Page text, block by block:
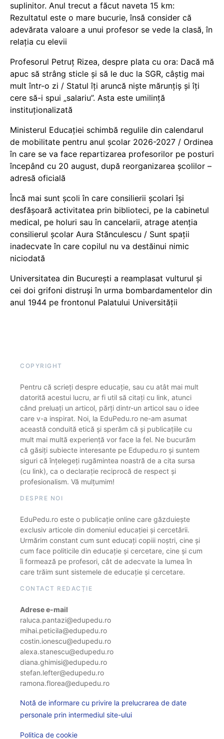
suplinitor. Anul trecut a făcut naveta 15 km:
Rezultatul este o mare bucurie, însă consider că
adevărata valoare a unui profesor se vede la clasă, în
relația cu elevii
Profesorul Petruț Rizea, despre plata cu ora: Dacă mă
apuc să strâng sticle și să le duc la SGR, câștig mai
mult într-o zi / Statul îți aruncă niște mărunțiș și îți
cere să-i spui „salariu”. Asta este umilință
instituționalizată
Ministerul Educației schimbă regulile din calendarul
de mobilitate pentru anul școlar 2026-2027 / Ordinea
în care se va face repartizarea profesorilor pe posturi
începând cu 20 august, după reorganizarea școlilor –
adresă oficială
Încă mai sunt școli în care consilierii școlari își
desfășoară activitatea prin biblioteci, pe la cabinetul
medical, pe holuri sau în cancelarii, atrage atenția
consilierul școlar Aura Stănculescu / Sunt spații
inadecvate în care copilul nu va destăinui nimic
niciodată
Universitatea din București a reamplasat vulturul și
cei doi grifoni distruși în urma bombardamentelor din
anul 1944 pe frontonul Palatului Universității
COPYRIGHT
Pentru că scrieți despre educație, sau cu atât mai mult
datorită acestui lucru, ar fi util să citați cu link, atunci
când preluați un articol, părți dintr-un articol sau o idee
care v-a inspirat. Noi, la EduPedu.ro ne-am asumat
această conduită etică și sperăm că și publicațiile cu
mult mai multă experiență vor face la fel. Ne bucurăm
că găsiți subiecte interesante pe Edupedu.ro și suntem
siguri că înțelegeți rugămintea noastră de a cita sursa
(cu link), ca o declarație reciprocă de respect și
profesionalism. Vă mulțumim!
DESPRE NOI
EduPedu.ro este o publicație online care găzduiește
exclusiv articole din domeniul educației și cercetării.
Urmărim constant cum sunt educați copiii noștri, cine și
cum face politicile din educație și cercetare, cine și cum
îi formează pe profesori, cât de adecvate la lumea în
care trăim sunt sistemele de educație și cercetare.
CONTACT REDACȚIE
Adrese e-mail
raluca.pantazi@edupedu.ro
mihai.peticila@edupedu.ro
costin.ionescu@edupedu.ro
alexa.stanescu@edupedu.ro
diana.ghimisi@edupedu.ro
stefan.lefter@edupedu.ro
ramona.florea@edupedu.ro
Notă de informare cu privire la prelucrarea de date
personale prin intermediul site-ului
Politica de cookie